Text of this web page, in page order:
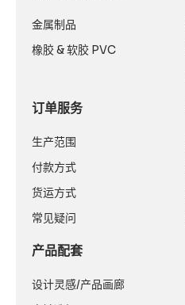
金属制品
橡胶 & 软胶 PVC
订单服务
生产范围
付款方式
货运方式
常见疑问
产品配套
设计灵感/产品画廊